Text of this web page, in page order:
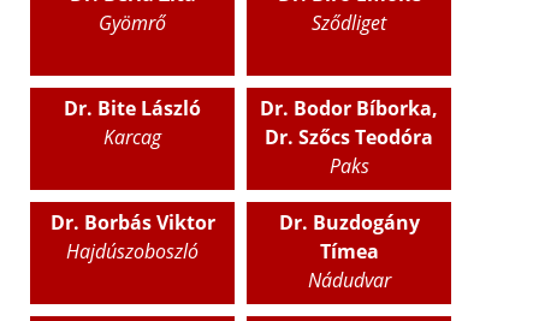
Gyömrő
Sződliget
Dr. Bite László
Karcag
Dr. Bodor Bíborka,
Dr. Szőcs Teodóra
Paks
Dr. Borbás Viktor
Hajdúszoboszló
Dr. Buzdogány
Tímea
Nádudvar